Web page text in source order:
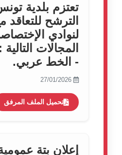
تعتزم بلدية
الترشح
لنوادي
المجالات
- الخط عربي.
تحميل الملف المرفق
إعلان بتة